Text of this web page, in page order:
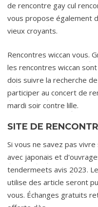
de rencontre gay cul
vous propose également
vieux croyants.
Rencontres wiccan vous.
les rencontres wiccan
dois suivre la recherche
participer au concert de
mardi soir contre lille.
SITE DE
Si vous ne savez pas
avec japonais et
tendermeets avis 2023.
utilise des article seront
vous. Échanges gratuits